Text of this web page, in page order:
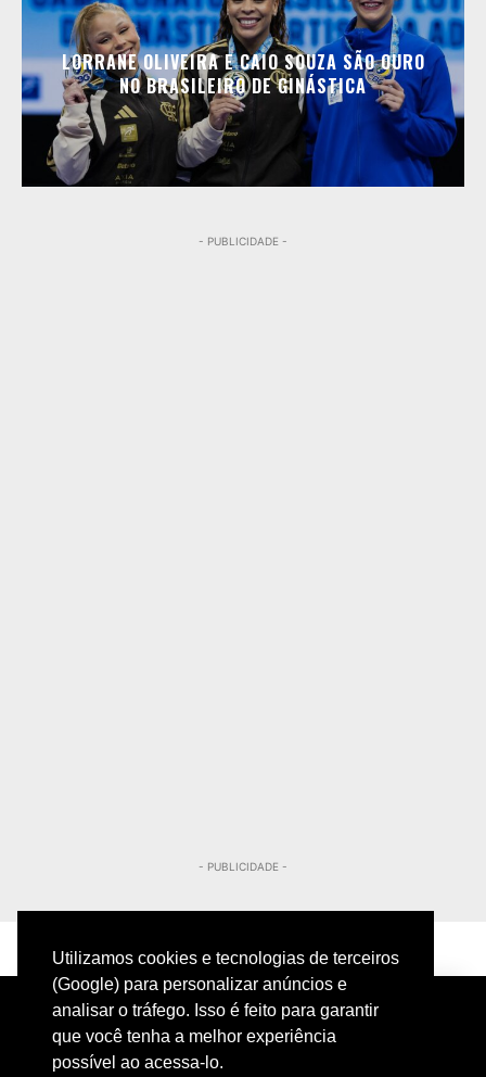
Utilizamos cookies e tecnologias de terceiros
(Google) para personalizar anúncios e
analisar o tráfego. Isso é feito para garantir
que você tenha a melhor experiência
possível ao acessa-lo.
LORRANE OLIVEIRA E CAIO SOUZA SÃO OURO
NO BRASILEIRO DE GINÁSTICA
- PUBLICIDADE -
- PUBLICIDADE -